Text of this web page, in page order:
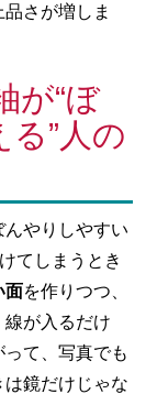
さが増しま
が“ぼ
る”人の
やりしやすい
てしまうとき
面を作りつつ、
線が入るだけ
て、写真でも
は鏡だけじゃな